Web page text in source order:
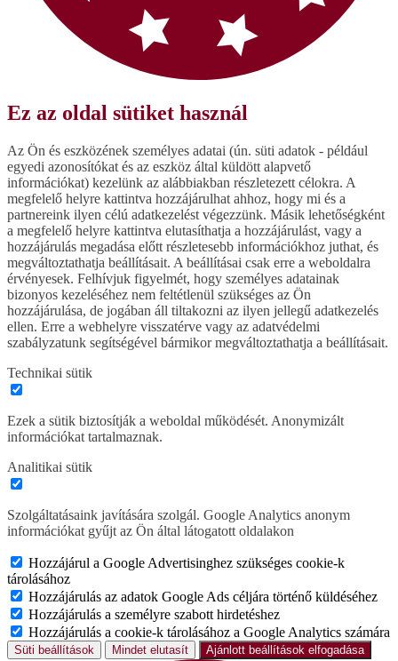
Ez az oldal sütiket használ
Az Ön és eszközének személyes adatai (ún. süti adatok - például
egyedi azonosítókat és az eszköz által küldött alapvető
információkat) kezelünk az alábbiakban részletezett célokra. A
megfelelő helyre kattintva hozzájárulhat ahhoz, hogy mi és a
partnereink ilyen célú adatkezelést végezzünk. Másik lehetőségként
a megfelelő helyre kattintva elutasíthatja a hozzájárulást, vagy a
hozzájárulás megadása előtt részletesebb információkhoz juthat, és
megváltoztathatja beállításait. A beállításai csak erre a weboldalra
érvényesek. Felhívjuk figyelmét, hogy személyes adatainak
bizonyos kezeléséhez nem feltétlenül szükséges az Ön
hozzájárulása, de jogában áll tiltakozni az ilyen jellegű adatkezelés
ellen. Erre a webhelyre visszatérve vagy az adatvédelmi
szabályzatunk segítségével bármikor megváltoztathatja a beállításait.
Technikai sütik
Ezek a sütik biztosítják a weboldal működését. Anonymizált
információkat tartalmaznak.
Analitikai sütik
Szolgáltatásaink javítására szolgál. Google Analytics anonym
információkat gyűjt az Ön által látogatott oldalakon
Hozzájárul a Google Advertisinghez szükséges cookie-k
tárolásához
Hozzájárulás az adatok Google Ads céljára történő küldéséhez
Hozzájárulás a személyre szabott hirdetéshez
Hozzájárulás a cookie-k tárolásához a Google Analytics számára
Süti beállítások Mindet elutasít Ajánlott beállítások elfogadása